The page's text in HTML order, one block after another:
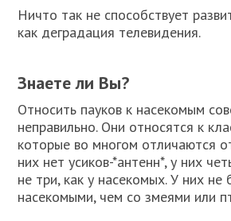
Ничто так не способствует
как деградация телевидения.
Знаете ли Вы?
Относить пауков к насекомым
неправильно. Они относятся к
которые во многом отличаются
них нет усиков-*антенн*, у них
не три, как у насекомых. У них
насекомыми, чем со змеями или